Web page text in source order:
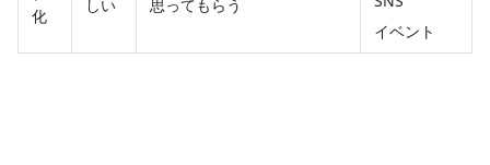
化
しい 思ってもらう
イベント